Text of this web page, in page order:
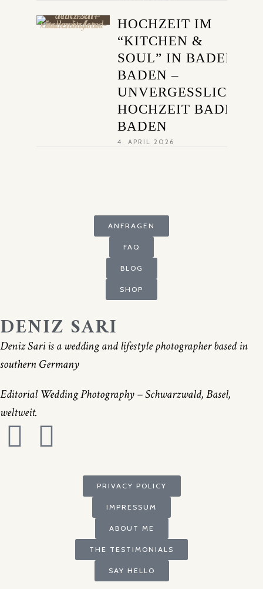
HOCHZEIT IM
“KITCHEN &
SOUL” IN BADEN
BADEN –
UNVERGESSLICHE
HOCHZEIT BADEN
BADEN
4. APRIL 2026
ANFRAGEN
FAQ
BLOG
SHOP
DENIZ SARI
Deniz Sari is a wedding and lifestyle photographer based in
southern Germany
Editorial Wedding Photography – Schwarzwald, Basel,
weltweit.
PRIVACY POLICY
IMPRESSUM
ABOUT ME
THE TESTIMONIALS
SAY HELLO